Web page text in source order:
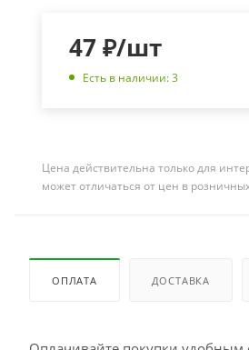
47 ₽/шт
Есть в наличии: 3
Цена действительна только для
может отличаться от цен в
ОПЛАТА ДОСТАВКА